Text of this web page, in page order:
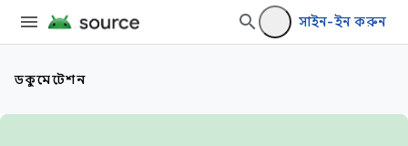
সাইন-ইন করুন
ডকুমেন্টেশন